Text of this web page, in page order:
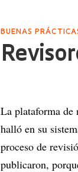
BUENAS
La plataforma de
halló en su
proceso de
publicaron,